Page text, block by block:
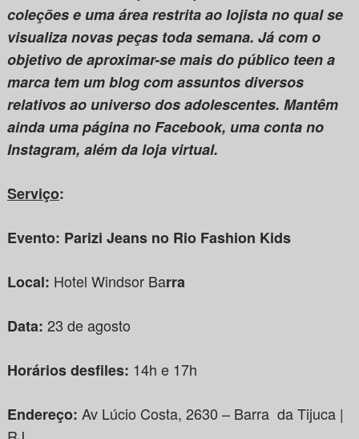
coleções e uma área restrita ao lojista no qual se
visualiza novas peças toda semana. Já com o
objetivo de aproximar-se mais do público teen a
marca tem um blog com assuntos diversos
relativos ao universo dos adolescentes. Mantêm
ainda uma página no Facebook, uma conta no
Instagram, além da loja virtual.
Serviço:
Evento: Parizi Jeans no Rio Fashion Kids
Local: Hotel Windsor Barra
Data: 23 de agosto
Horários desfiles: 14h e 17h
Endereço: Av Lúcio Costa, 2630 – Barra da Tijuca |